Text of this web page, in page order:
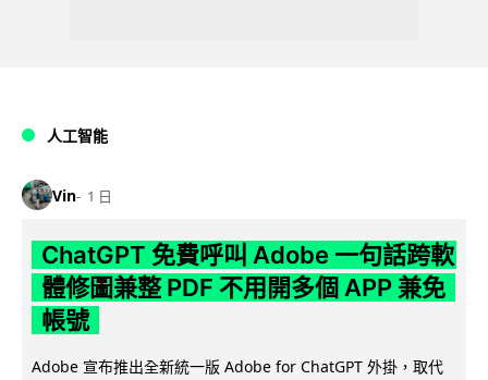
人工智能
Vin 1 日
ChatGPT 免費呼叫 Adobe 一句話跨軟
體修圖兼整 PDF 不用開多個 APP 兼免
帳號
Adobe 宣布推出全新統一版 Adobe for ChatGPT 外掛，取代